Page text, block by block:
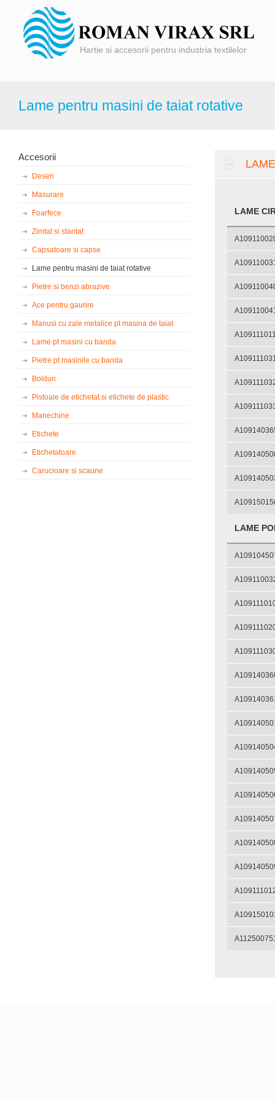
Hartie si accesorii pentru industria textilelor
Lame pentru masini de taiat rotative
LAME
LAME
Accesorii
Desen
Masurare
Foarfece
Zimtat si stantat
Capsatoare si capse
Lame pentru masini de taiat rotative
Pietre si benzi abrazive
Ace pentru gaurire
Manusi cu zale metalice pt masina de taiat
Lame pt masini cu banda
Pietre pt masinile cu banda
Bolduri
Pistoale de etichetat si etichete de plastic
Manechine
Etichete
Etichetatoare
Carucioare si scaune